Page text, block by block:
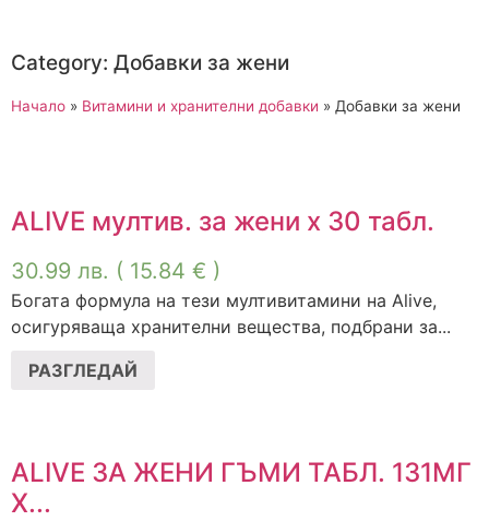
Category: Добавки за жени
Начало » Витамини и хранителни добавки » Добавки за жени
ALIVE мултив. за жени х 30 табл.
30.99 лв. ( 15.84 € )
Богата формула на тези мултивитамини на Alive,
осигуряваща хранителни вещества, подбрани за...
РАЗГЛЕДАЙ
ALIVE ЗА ЖЕНИ ГЪМИ ТАБЛ. 131МГ
Х...